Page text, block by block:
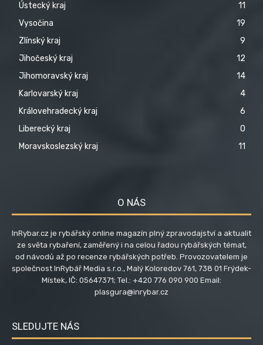
Ústecký kraj
11
Vysočina
19
Zlínský kraj
9
Jihočeský kraj
12
Jihomoravský kraj
14
Karlovarský kraj
4
Královehradecký kraj
6
Liberecký kraj
0
Moravskoslezský kraj
11
O NÁS
InRybar.cz je rybářský online magazín plný zpravodajství a aktualit
ze světa rybaření, zaměřený i na celou řadou rybářských témat,
od návodů až po recenze rybářských potřeb. Provozovatelem je
společnost InRybář Media s.r.o., Malý Koloredov 761, 738 01 Frýdek-
Místek, IČ: 05647371; Tel.: +420 776 090 900 Email:
plasgura@inrybar.cz
SLEDUJTE NÁS